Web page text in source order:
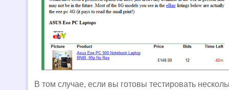
В том случае, если вы готовы тестировать